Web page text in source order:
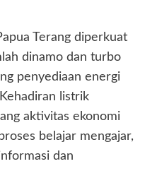
Terang diperkuat
dinamo dan turbo
penyediaan energi
listrik
aktivitas ekonomi
belajar mengajar,
dan